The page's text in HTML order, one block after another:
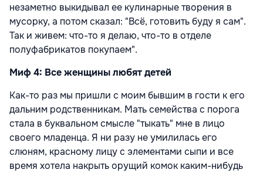
незаметно выкидывал ее кулинарные творения в
мусорку, а потом сказал: "Всё, готовить буду я сам".
Так и живем: что-то я делаю, что-то в отделе
полуфабрикатов покупаем".
Миф 4: Все женщины любят детей
Как-то раз мы пришли с моим бывшим в гости к его
дальним родственникам. Мать семейства с порога
стала в буквальном смысле "тыкать" мне в лицо
своего младенца. Я ни разу не умилилась его
слюням, красному лицу с элементами сыпи и все
время хотела накрыть орущий комок каким-нибудь